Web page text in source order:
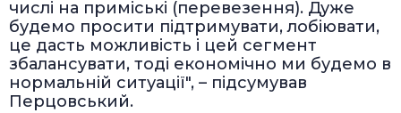
числі на приміські (перевезення). Дуже
будемо просити підтримувати, лобіювати,
це дасть можливість і цей сегмент
збалансувати, тоді економічно ми будемо в
нормальній ситуації", – підсумував
Перцовський.